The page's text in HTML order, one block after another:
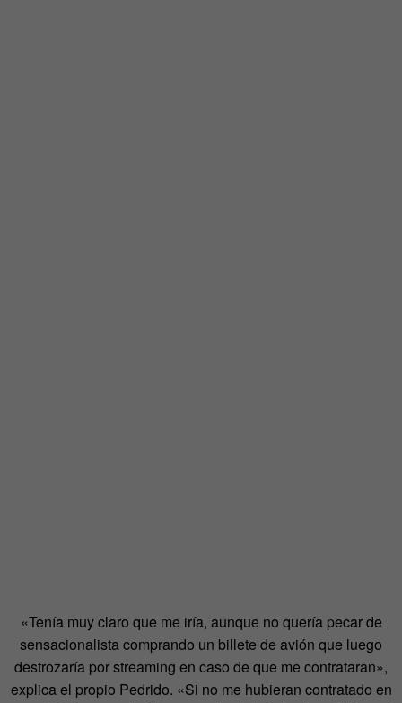
«Tenía muy claro que me iría, aunque no quería pecar de
sensacionalista comprando un billete de avión que luego
destrozaría por streaming en caso de que me contrataran»,
explica el propio Pedrido. «Si no me hubieran contratado en